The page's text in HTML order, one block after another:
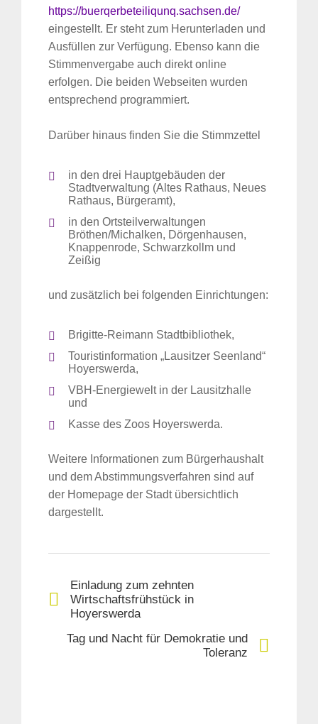
https://buerqerbeteiliqunq.sachsen.de/
eingestellt. Er steht zum Herunterladen und
Ausfüllen zur Verfügung. Ebenso kann die
Stimmenvergabe auch direkt online
erfolgen. Die beiden Webseiten wurden
entsprechend programmiert.
Darüber hinaus finden Sie die Stimmzettel
in den drei Hauptgebäuden der
Stadtverwaltung (Altes Rathaus, Neues
Rathaus, Bürgeramt),
in den Ortsteilverwaltungen
Bröthen/Michalken, Dörgenhausen,
Knappenrode, Schwarzkollm und
Zeißig
und zusätzlich bei folgenden Einrichtungen:
Brigitte-Reimann Stadtbibliothek,
Touristinformation „Lausitzer Seenland“
Hoyerswerda,
VBH-Energiewelt in der Lausitzhalle
und
Kasse des Zoos Hoyerswerda.
Weitere Informationen zum Bürgerhaushalt
und dem Abstimmungsverfahren sind auf
der Homepage der Stadt übersichtlich
dargestellt.
Einladung zum zehnten
Wirtschaftsfrühstück in
Hoyerswerda
Tag und Nacht für Demokratie und
Toleranz